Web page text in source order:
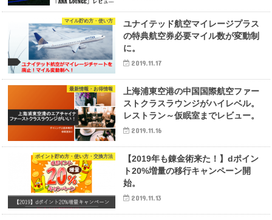
マイル貯め方・使い方
ユナイテッド航空マイレージプラス
の特典航空券必要マイル数が変動制
に。
2019.11.17
最新情報・お得情報
上海浦東空港の中国国際航空ファー
ストクラスラウンジがハイレベル。
レストラン～仮眠室までレビュー。
2019.11.16
ポイント貯め方・使い方・交換方法
【2019年も錬金術来た！】dポイン
ト20%増量の移行キャンペーン開
始。
2019.11.13